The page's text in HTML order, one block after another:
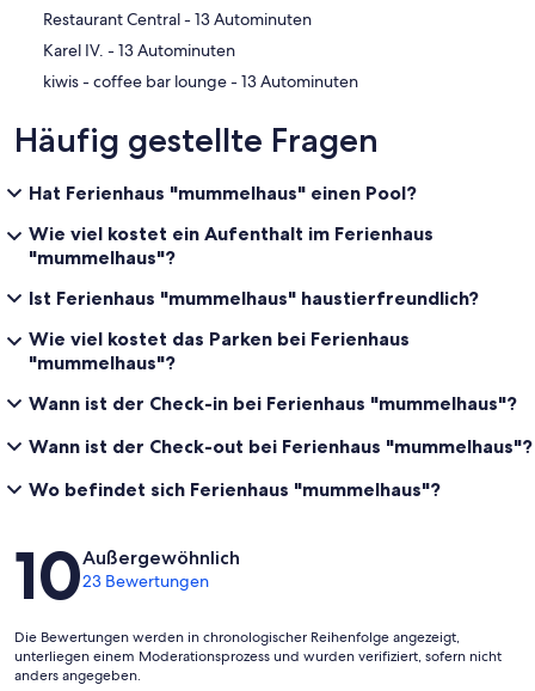
‪Restaurant Central - ‬13 Autominuten
‪Karel IV. - ‬13 Autominuten
‪kiwis - coffee bar lounge - ‬13 Autominuten
Häufig gestellte Fragen
Hat Ferienhaus "mummelhaus" einen Pool?
Wie viel kostet ein Aufenthalt im Ferienhaus
"mummelhaus"?
Ist Ferienhaus "mummelhaus" haustierfreundlich?
Wie viel kostet das Parken bei Ferienhaus
"mummelhaus"?
Wann ist der Check-in bei Ferienhaus "mummelhaus"?
Wann ist der Check-out bei Ferienhaus "mummelhaus"?
Wo befindet sich Ferienhaus "mummelhaus"?
Bewertungen
10Außergewöhnlich
23 Bewertungen
Die Bewertungen werden in chronologischer Reihenfolge angezeigt,
unterliegen einem Moderationsprozess und wurden verifiziert, sofern nicht
anders angegeben.